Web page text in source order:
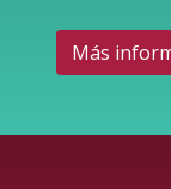
Más